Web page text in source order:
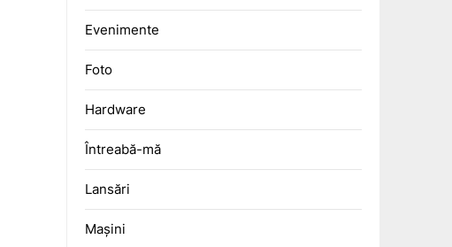
Evenimente
Foto
Hardware
Întreabă-mă
Lansări
Mașini